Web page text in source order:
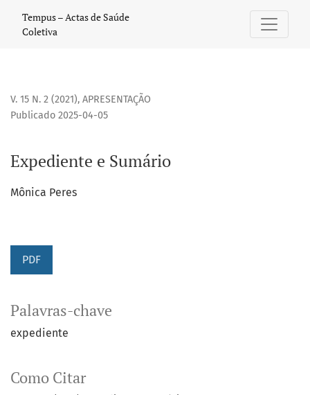
Tempus – Actas de Saúde
Coletiva
V. 15 N. 2 (2021), APRESENTAÇÃO
Expediente e Sumário
Publicado 2025-04-05
Mônica Peres
PDF
Palavras-chave
expediente
Como Citar